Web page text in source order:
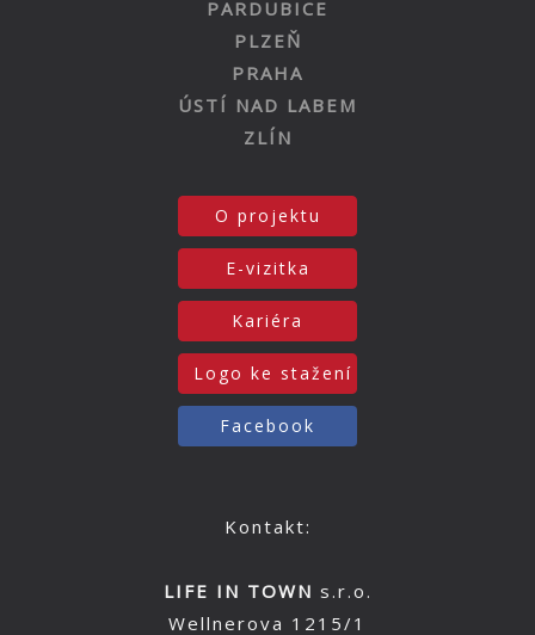
PARDUBICE
PLZEŇ
PRAHA
ÚSTÍ NAD LABEM
ZLÍN
O projektu
E-vizitka
Kariéra
Logo ke stažení
Facebook
Kontakt:
LIFE IN TOWN s.r.o.
Wellnerova 1215/1